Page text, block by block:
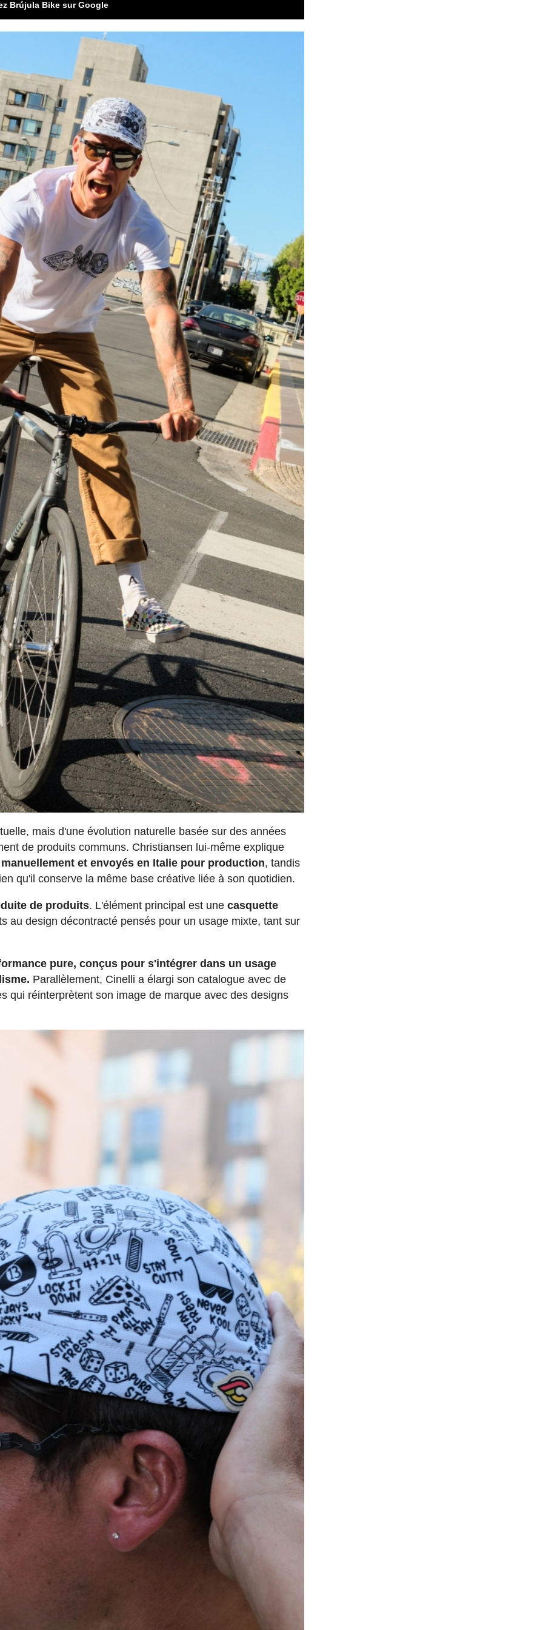
Brújula Bike sur Google
mais d'une évolution naturelle basée sur des années
de produits communs. Christiansen lui-même explique
et envoyés en Italie pour production, tandis
qu'il conserve la même base créative liée à son quotidien.
de produits. L'élément principal est unecasquette
au design décontracté pensés pour un usage mixte, tant sur
pure, conçus pour s'intégrer dans un usage
Parallèlement, Cinelli a élargi son catalogue avec de
qui réinterprètent son image de marque avec des designs